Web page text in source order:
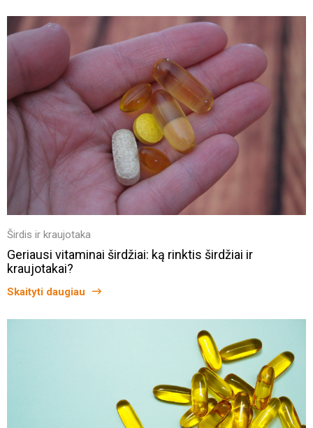
Širdis ir kraujotaka
Geriausi vitaminai širdžiai: ką rinktis širdžiai ir
kraujotakai?
Skaityti daugiau